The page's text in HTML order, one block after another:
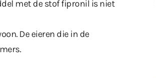
met de stof fipronil is niet
De eieren die in de